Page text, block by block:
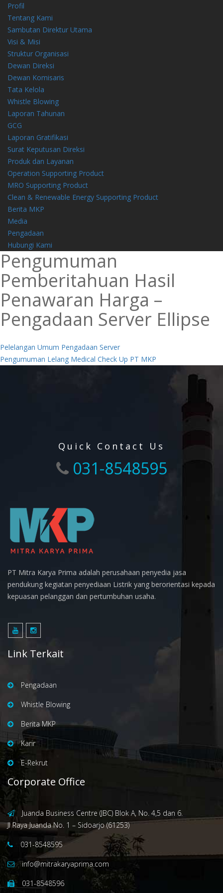
Profil
Tentang Kami
Sambutan Direktur Utama
Visi & Misi
Struktur Organisasi
Dewan Direksi
Dewan Komisaris
Tata Kelola
Whistle Blowing
Laporan Tahunan
GCG
Laporan Gratifikasi
Surat Keputusan Direksi
Produk dan Layanan
Operation Supporting Product
MRO Supporting Product
Clean & Renewable Energy Supporting Product
Berita MKP
Media
Pengadaan
Hubungi Kami
Pengumuman
Pemberitahuan Hasil
Penawaran Harga –
Pengadaan Server Ellipse
Navigasi
pos
Pelelangan Umum Pengadaan Server
Pengumuman Lelang Medical Check Up PT MKP
Quick Contact Us
031-8548595
PT Mitra Karya Prima adalah perusahaan penyedia jasa
pendukung kegiatan penyediaan Listrik yang berorientasi kepada
kepuasan pelanggan dan pertumbuhan usaha.
Link Terkait
Pengadaan
Whistle Blowing
Berita MKP
Karir
E-Rekrut
Corporate Office
Juanda Business Centre (JBC) Blok A, No. 4,5 dan 6.
Jl Raya Juanda No. 1 – Sidoarjo (61253)
031-8548595
info@mitrakaryaprima.com
031-8548596